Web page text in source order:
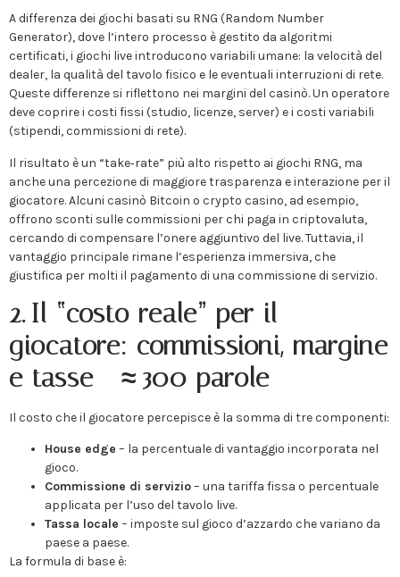
A differenza dei giochi basati su RNG (Random Number
Generator), dove l’intero processo è gestito da algoritmi
certificati, i giochi live introducono variabili umane: la velocità del
dealer, la qualità del tavolo fisico e le eventuali interruzioni di rete.
Queste differenze si riflettono nei margini del casinò. Un operatore
deve coprire i costi fissi (studio, licenze, server) e i costi variabili
(stipendi, commissioni di rete).
Il risultato è un “take‑rate” più alto rispetto ai giochi RNG, ma
anche una percezione di maggiore trasparenza e interazione per il
giocatore. Alcuni casinò Bitcoin o crypto casino, ad esempio,
offrono sconti sulle commissioni per chi paga in criptovaluta,
cercando di compensare l’onere aggiuntivo del live. Tuttavia, il
vantaggio principale rimane l’esperienza immersiva, che
giustifica per molti il pagamento di una commissione di servizio.
2. Il “costo reale” per il
giocatore: commissioni, margine
e tasse – ≈ 300 parole
Il costo che il giocatore percepisce è la somma di tre componenti:
House edge – la percentuale di vantaggio incorporata nel
gioco.
Commissione di servizio– una tariffa fissa o percentuale
applicata per l’uso del tavolo live.
Tassa locale – imposte sul gioco d’azzardo che variano da
paese a paese.
La formula di base è: